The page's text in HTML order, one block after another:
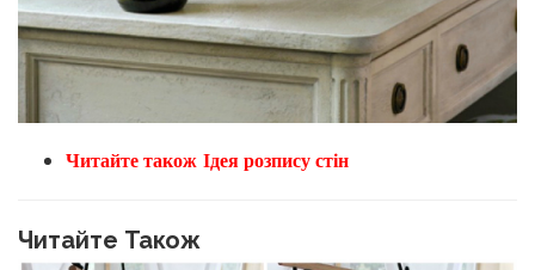
Читайте також Ідея розпису стін
Читайте Також